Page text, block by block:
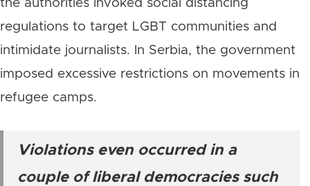
the authorities invoked social distancing
regulations to target LGBT communities and
intimidate journalists. In Serbia, the government
imposed excessive restrictions on movements in
refugee camps.
Violations even occurred in a
couple of liberal democracies such